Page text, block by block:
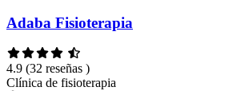
Adaba Fisioterapia
4.9 (32 reseñas )
Clínica de fisioterapia